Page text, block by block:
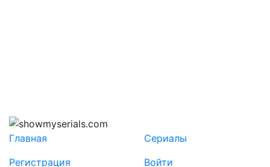
Главная
Сериалы
Регистрация
Войти